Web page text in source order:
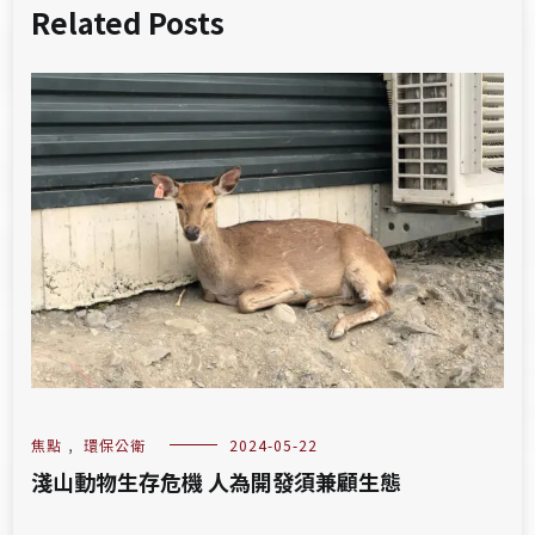
Related Posts
焦點 , 環保公衛 2024-05-22
淺山動物生存危機 人為開發須兼顧生態